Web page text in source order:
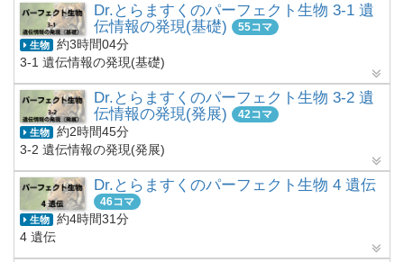
Dr.とらますくのパーフェクト生物 3-1 遺
伝情報の発現(基礎)
55コマ
生物
約3時間04分
3-1 遺伝情報の発現(基礎)
Dr.とらますくのパーフェクト生物 3-2 遺
伝情報の発現(発展)
42コマ
生物
約2時間45分
3-2 遺伝情報の発現(発展)
Dr.とらますくのパーフェクト生物 4 遺伝
46コマ
生物
約4時間31分
4 遺伝